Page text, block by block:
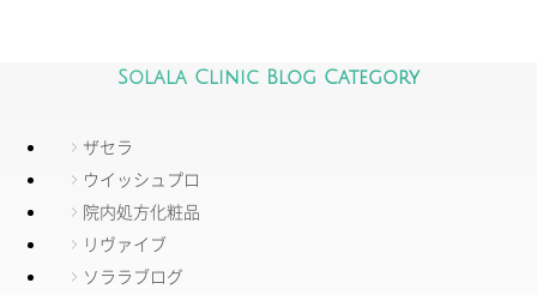
Solala Clinic Blog Category
ザセラ
ウイッシュプロ
院内処方化粧品
リヴァイブ
ソララブログ